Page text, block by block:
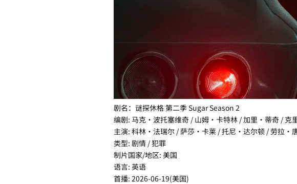
剧名：谜探休格 第二季 Sugar Season 2
编剧: 马克·波托塞维奇 / 山姆·卡特林 / 加里·蒂奇 /
主演: 科林·法瑞尔 / 萨莎·卡莱 / 托尼·达尔顿 / 劳拉·
类型: 剧情 / 犯罪
制片国家/地区: 美国
语言: 英语
首播: 2026-06-19(美国)